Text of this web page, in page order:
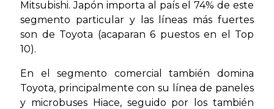
Mitsubishi. Japón importa al país el 74% de este
segmento particular y las líneas más fuertes
son de Toyota (acaparan 6 puestos en el Top
10).
En el segmento comercial también domina
Toyota, principalmente con su línea de paneles
y microbuses Hiace, seguido por los también